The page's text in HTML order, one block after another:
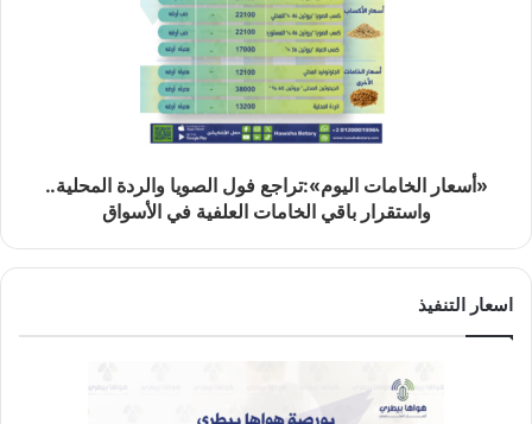
«أسعار الخامات اليوم»:تراجع فول الصويا والردة المحلية..
واستقرار باقي الخامات العلفية في الأسواق
اسعار التنفيذ